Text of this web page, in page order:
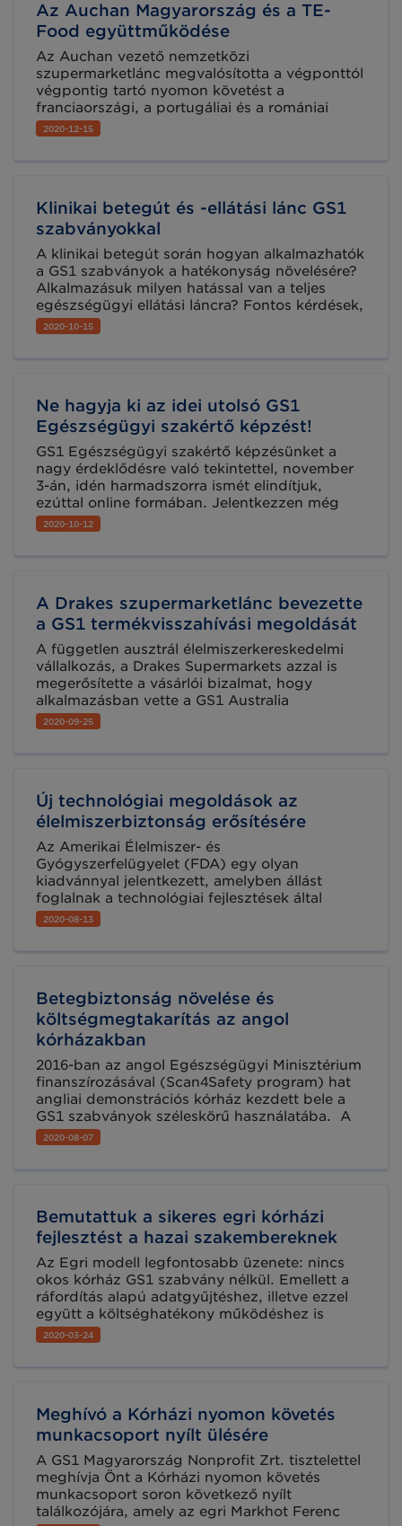
Az Auchan Magyarország és a TE-
Food együttműködése
Az Auchan vezető nemzetközi
szupermarketlánc megvalósította a végponttól
végpontig tartó nyomon követést a
franciaországi, a portugáliai és a romániai
telephelyein. Ezeket a bevezetéseket követően
Magyarország a következő célpont, ahol be
2020-12-15
Klinikai betegút és -ellátási lánc GS1
szabványokkal
A klinikai betegút során hogyan alkalmazhatók
a GS1 szabványok a hatékonyság növelésére?
Alkalmazásuk milyen hatással van a teljes
egészségügyi ellátási láncra? Fontos kérdések,
melyekre cikkünk választ kínál.
2020-10-15
Ne hagyja ki az idei utolsó GS1
Egészségügyi szakértő képzést!
GS1 Egészségügyi szakértő képzésünket a
nagy érdeklődésre való tekintettel, november
3-án, idén harmadszorra ismét elindítjuk,
ezúttal online formában. Jelentkezzen még
ma!
2020-10-12
A Drakes szupermarketlánc bevezette
a GS1 termékvisszahívási megoldását
A független ausztrál élelmiszerkereskedelmi
vállalkozás, a Drakes Supermarkets azzal is
megerősítette a vásárlói bizalmat, hogy
alkalmazásban vette a GS1 Australia
visszahívási szolgáltatását. Az ún. „Recall
service” egy digitális platform, melynek
2020-09-25
Új technológiai megoldások az
élelmiszerbiztonság erősítésére
Az Amerikai Élelmiszer- és
Gyógyszerfelügyelet (FDA) egy olyan
kiadvánnyal jelentkezett, amelyben állást
foglalnak a technológiai fejlesztések által
megvalósuló nyomon követés, a megelőzés és
az élelmiszer eredetű megbetegségek
korszerűsítésére is.
2020-08-13
Betegbiztonság növelése és
költségmegtakarítás az angol
kórházakban
2016-ban az angol Egészségügyi Minisztérium
finanszírozásával (Scan4Safety program) hat
angliai demonstrációs kórház kezdett bele a
GS1 szabványok széleskörű használatába. A
gondozási ponton megvalósuló vonalkód-
leolvasás következtében számos előnyt
2020-08-07
Bemutattuk a sikeres egri kórházi
fejlesztést a hazai szakembereknek
Az Egri modell legfontosabb üzenete: nincs
okos kórház GS1 szabvány nélkül. Emellett a
ráfordítás alapú adatgyűjtéshez, illetve ezzel
együtt a költséghatékony működéshez is
elengedhetetlen, hogy mérjük, ami mérhető,
és tegyük mérhetővé, ami még nem az. Az
2020-03-24
Meghívó a Kórházi nyomon követés
munkacsoport nyílt ülésére
A GS1 Magyarország Nonprofit Zrt. tisztelettel
meghívja Önt a Kórházi nyomon követés
munkacsoport soron következő nyílt
találkozójára, amely az egri Markhot Ferenc